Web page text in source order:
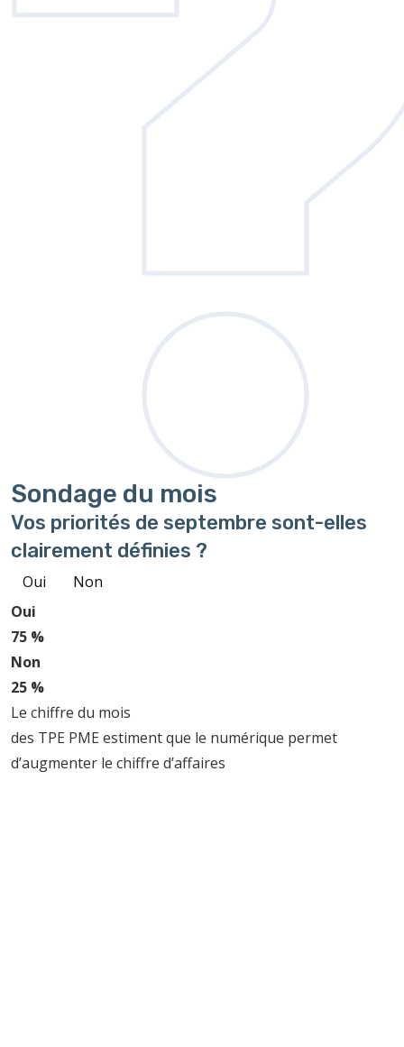
Sondage du mois
Vos priorités de septembre sont-elles
clairement définies ?
Oui
Non
Oui
75 %
Non
25 %
Le chiffre du mois
des TPE PME estiment que le numérique permet
d’augmenter le chiffre d’affaires